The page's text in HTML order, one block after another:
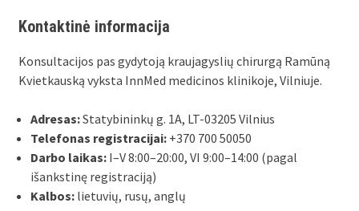
Kontaktinė informacija
Konsultacijos pas gydytoją kraujagyslių chirurgą Ramūną
Kvietkauską vyksta InnMed medicinos klinikoje, Vilniuje.
Adresas:Statybininkų g. 1A, LT-03205 Vilnius
Telefonas registracijai: +370 700 50050
Darbo laikas: I–V 8:00–20:00, VI 9:00–14:00 (pagal
išankstinę registraciją)
Kalbos: lietuvių, rusų, anglų